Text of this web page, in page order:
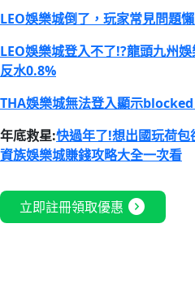
LEO娛樂城倒了，玩家常見問題
LEO娛樂城登入不了!?龍頭九州
反水0.8%
THA娛樂城無法登入顯示
年底救星:快過年了!想出國玩荷
資族娛樂城賺錢攻略大全一次看
立即註冊領取優惠 expand_circle_right